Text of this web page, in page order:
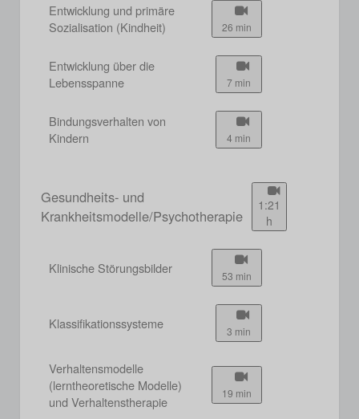
Entwicklung und primäre
Sozialisation (Kindheit)
26 min
Entwicklung über die
Lebensspanne
7 min
Bindungsverhalten von
Kindern
4 min
Gesundheits- und
Krankheitsmodelle/Psychotherapie
1:21
h
Klinische Störungsbilder 53 min
Klassifikationssysteme 3 min
Verhaltensmodelle
(lerntheoretische Modelle)
und Verhaltenstherapie
19 min